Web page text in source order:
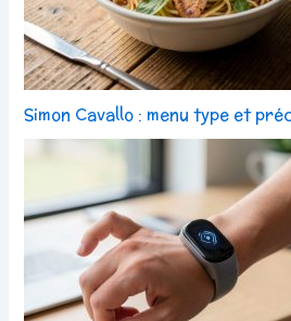
Simon Cavallo : menu type et